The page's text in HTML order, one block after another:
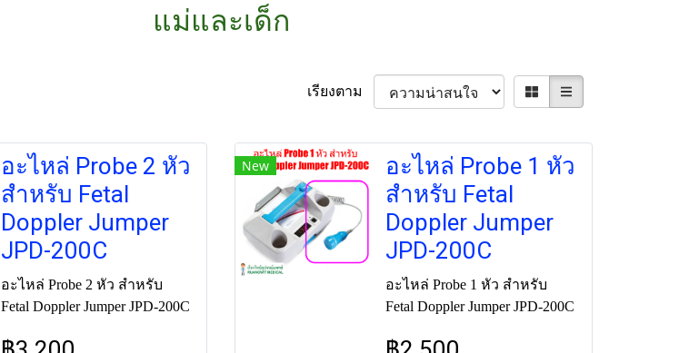
แม่และเด็ก
เรียงตาม
อะไหล่ Probe 2 หัว
สำหรับ Fetal
Doppler Jumper
JPD-200C
อะไหล่ Probe 2 หัว สำหรับ
Fetal Doppler Jumper JPD-200C
New
อะไหล่ Probe 1 หัว
สำหรับ Fetal
Doppler Jumper
JPD-200C
อะไหล่ Probe 1 หัว สำหรับ
Fetal Doppler Jumper JPD-200C